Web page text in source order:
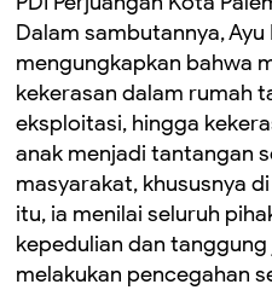
Dalam sambutannya, Ayu
mengungkapkan bahwa
kekerasan dalam rumah
eksploitasi, hingga
anak menjadi tantangan
masyarakat, khususnya
itu, ia menilai seluruh
kepedulian dan
melakukan pencegahan